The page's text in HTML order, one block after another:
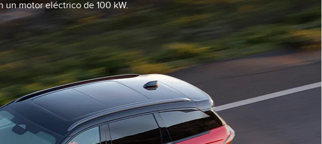
un motor eléctrico de 100 kW.